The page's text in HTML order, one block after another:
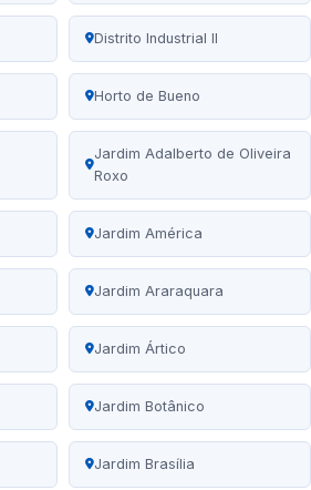
Distrito Industrial II
Horto de Bueno
Jardim Adalberto de Oliveira
Roxo
Jardim América
Jardim Araraquara
Jardim Ártico
Jardim Botânico
Jardim Brasília